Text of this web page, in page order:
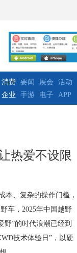
消费 要闻 展会
活动
企业
手游 电子 APP
热爱不设限
本、复杂的操作门槛，
车，2025年中国越野
野”的时代浪潮已经到
技术体验日”，以硬